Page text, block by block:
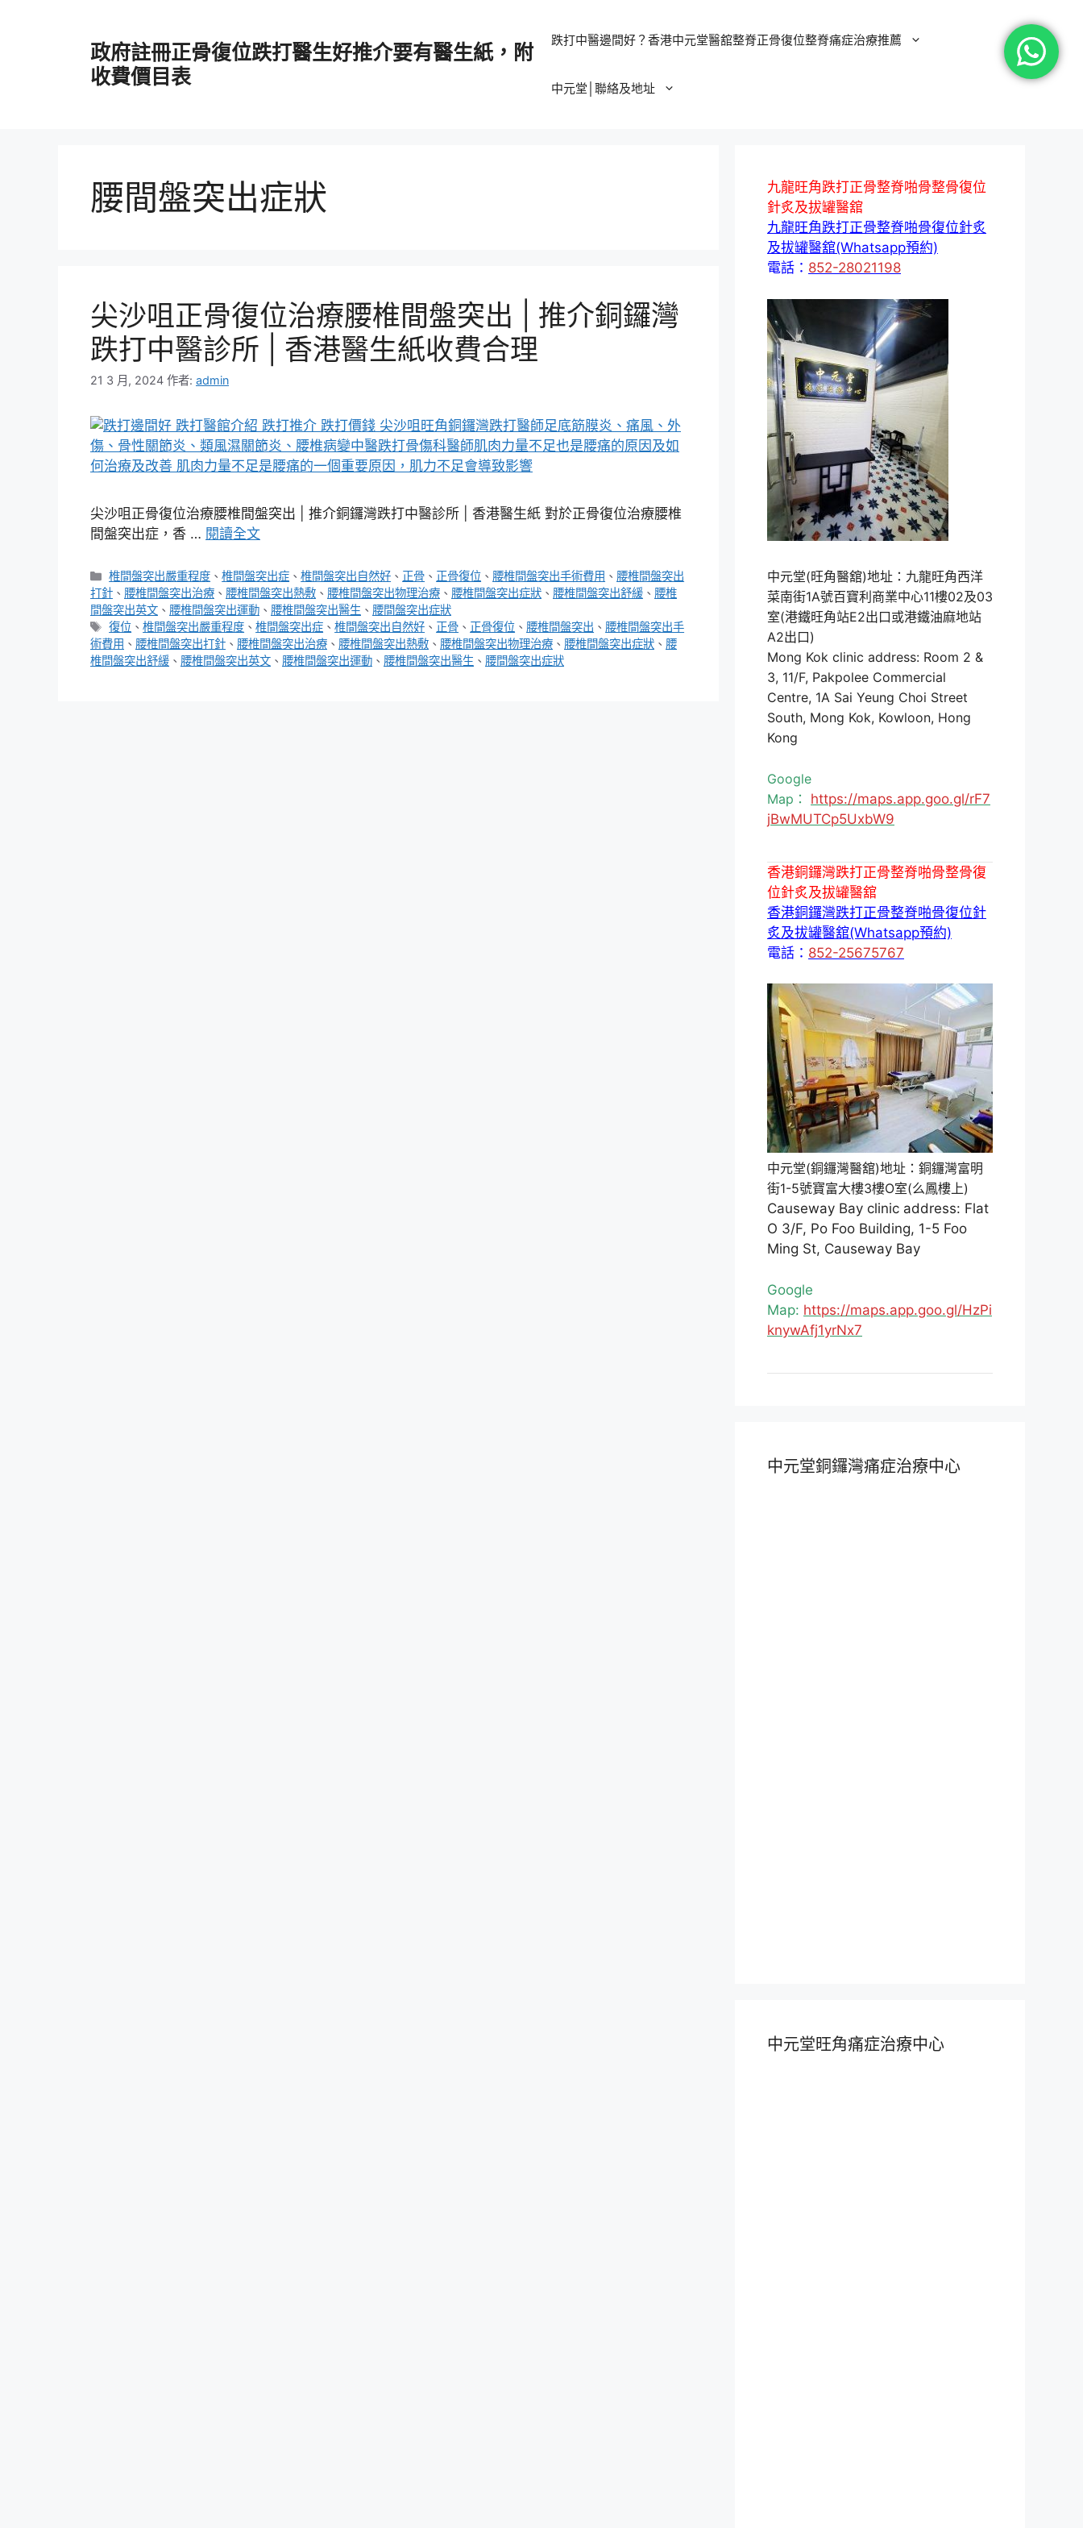
政府註冊正骨復位跌打醫生好推介要有醫生紙，附
收費價目表
跌打中醫邊間好？香港中元堂醫舘整脊正骨復位整脊痛症治療推薦
中元堂│聯絡及地址
腰間盤突出症狀
尖沙咀正骨復位治療腰椎間盤突出 | 推介銅鑼灣
跌打中醫診所 | 香港醫生紙收費合理
21 3 月, 2024 作者: admin
尖沙咀正骨復位治療腰椎間盤突出 | 推介銅鑼灣跌打中醫診所 | 香港醫生紙 對於正骨復位治療腰椎
間盤突出症，香 … 閱讀全文
分
類
椎間盤突出嚴重程度 、椎間盤突出症 、椎間盤突出自然好 、 正骨 、 正骨復位 、 腰椎間盤突出手術費用 、 腰椎間盤突出
打針 、 腰椎間盤突出治療 、 腰椎間盤突出熱敷 、 腰椎間盤突出物理治療 、 腰椎間盤突出症狀 、 腰椎間盤突出舒緩 、 腰椎
間盤突出英文 、 腰椎間盤突出運動 、 腰椎間盤突出醫生 、 腰間盤突出症狀
標
籤
復位 、椎間盤突出嚴重程度 、椎間盤突出症 、椎間盤突出自然好 、 正骨 、 正骨復位 、 腰椎間盤突出 、 腰椎間盤突出手
術費用 、 腰椎間盤突出打針 、 腰椎間盤突出治療 、 腰椎間盤突出熱敷 、 腰椎間盤突出物理治療 、 腰椎間盤突出症狀 、 腰
椎間盤突出舒緩 、 腰椎間盤突出英文 、 腰椎間盤突出運動 、 腰椎間盤突出醫生 、 腰間盤突出症狀
九龍旺角跌打正骨整脊啪骨整骨復位
針炙及拔罐醫舘
九龍旺角跌打正骨整脊啪骨復位針炙
及拔罐醫舘(Whatsapp預約)
電話： 852-28021198
中元堂(旺角醫舘)地址：九龍旺角西洋
菜南街1A號百寶利商業中心11樓02及03
室(港鐵旺角站E2出口或港鐵油麻地站
A2出口)
Mong Kok clinic address: Room 2 &
3, 11/F, Pakpolee Commercial
Centre, 1A Sai Yeung Choi Street
South, Mong Kok, Kowloon, Hong
Kong
Google
Map： https://maps.app.goo.gl/rF7
jBwMUTCp5UxbW9
香港銅鑼灣跌打正骨整脊啪骨整骨復
位針炙及拔罐醫舘
香港銅鑼灣跌打正骨整脊啪骨復位針
炙及拔罐醫舘(Whatsapp預約)
電話： 852-25675767
中元堂(銅鑼灣醫舘)地址：銅鑼灣富明
街1-5號寶富大樓3樓O室(么鳳樓上)
Causeway Bay clinic address: Flat
O 3/F, Po Foo Building, 1-5 Foo
Ming St, Causeway Bay
Google
Map: https://maps.app.goo.gl/HzPi
knywAfj1yrNx7
中元堂銅鑼灣痛症治療中心
中元堂旺角痛症治療中心